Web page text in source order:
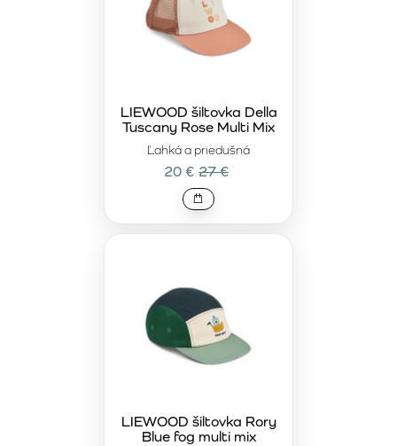
Ľahká a priedušná
LIEWOOD šiltovka Della
Tuscany Rose Multi Mix
20 € 27 €
LIEWOOD šiltovka Rory
Blue fog multi mix